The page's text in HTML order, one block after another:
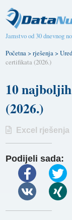
Jamstvo od 30 dnevnog
Početna>rješenja>
certifikata (2026.)
10
(2026.)
Excel rješenja
Podijeli sada: